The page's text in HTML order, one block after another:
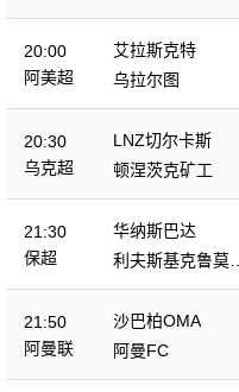
20:00
阿美超
艾拉斯克特
乌拉尔图
20:30
乌克超
LNZ切尔卡斯
顿涅茨克矿工
21:30
保超
华纳斯巴达
利夫斯基克鲁莫夫
格勒
21:50
阿曼联
沙巴柏OMA
阿曼FC